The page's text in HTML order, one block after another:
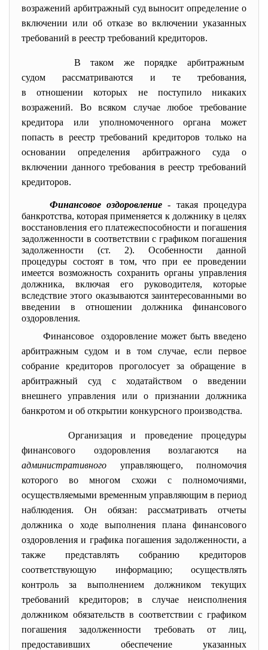
возражений арбитражный суд выносит определение о
включении или об отказе во включении указанных
требований в реестр требований кредиторов.
В таком же порядке арбитражным
судом рассматриваются и те требования,
в отношении которых не поступило никаких
возражений. Во всяком случае любое требование
кредитора или уполномоченного органа может
попасть в реестр требований кредиторов только на
основании определения арбитражного суда о
включении данного требования в реестр требований
кредиторов.
Финансовое оздоровление - такая процедура
банкротства, которая применяется к должнику в целях
восстановления его платежеспособности и погашения
задолженности в соответствии с графиком погашения
задолженности (ст. 2). Особенности данной
процедуры состоят в том, что при ее проведении
имеется возможность сохранить органы управления
должника, включая его руководителя, которые
вследствие этого оказываются заинтересованными во
введении в отношении должника финансового
оздоровления.
Финансовое оздоровление может быть введено
арбитражным судом и в том случае, если первое
собрание кредиторов проголосует за обращение в
арбитражный суд с ходатайством о введении
внешнего управления или о признании должника
банкротом и об открытии конкурсного производства.
Организация и проведение процедуры
финансового оздоровления возлагаются на
административного управляющего, полномочия
которого во многом схожи с полномочиями,
осуществляемыми временным управляющим в период
наблюдения. Он обязан: рассматривать отчеты
должника о ходе выполнения плана финансового
оздоровления и графика погашения задолженности, а
также представлять собранию кредиторов
соответствующую информацию; осуществлять
контроль за выполнением должником текущих
требований кредиторов; в случае неисполнения
должником обязательств в соответствии с графиком
погашения задолженности требовать от лиц,
предоставивших обеспечение указанных